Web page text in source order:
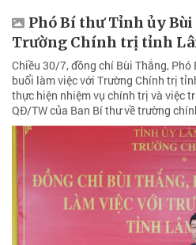
Phó Bí thư Tỉnh ủy
Trường Chính trị tỉnh
Chiều 30/7, đồng chí Bùi Thắng,
buổi làm việc với Trường Chính trị
thực hiện nhiệm vụ chính trị và việc
QĐ/TW của Ban Bí thư về trường